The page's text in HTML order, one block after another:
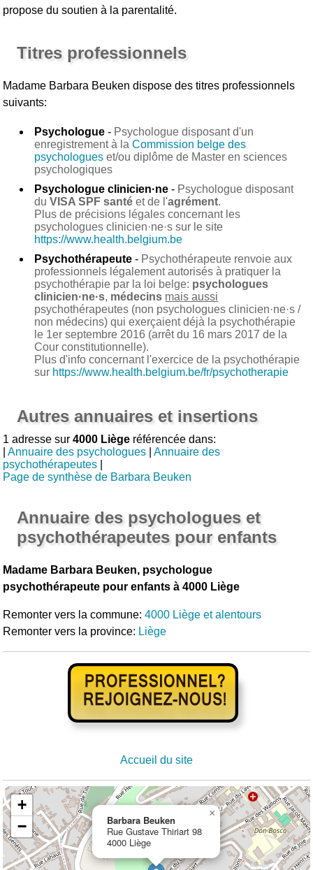
propose du soutien à la parentalité.
Titres professionnels
Madame Barbara Beuken dispose des titres professionnels
suivants:
Psychologue - Psychologue disposant d'un
enregistrement à laCommission belge des
psychologues et/ou diplôme de Master en sciences
psychologiques
Psychologue clinicien·ne - Psychologue disposant
duVISA SPF santé et de l'agrément.
Plus de précisions légales concernant les
psychologues clinicien·ne·s sur le site
https://www.health.belgium.be
Psychothérapeute - Psychothérapeute renvoie aux
professionnels légalement autorisés à pratiquer la
psychothérapie par la loi belge: psychologues
clinicien·ne·s, médecins mais aussi
psychothérapeutes (non psychologues clinicien·ne·s /
non médecins) qui exerçaient déjà la psychothérapie
le 1er septembre 2016 (arrêt du 16 mars 2017 de la
Cour constitutionnelle).
Plus d'info concernant l'exercice de la psychothérapie
sur https://www.health.belgium.be/fr/psychotherapie
Autres annuaires et insertions
1 adresse sur4000 Liège référencée dans:
|Annuaire des psychologues |Annuaire des
psychothérapeutes
Page de synthèse de Barbara Beuken
Annuaire des psychologues et
psychothérapeutes pour enfants
Madame Barbara Beuken, psychologue
psychothérapeute pour enfants à 4000 Liège
Remonter vers la commune:4000 Liège et alentours
Remonter vers la province: Liège
Accueil du site
Barbara Beuken
Rue Gustave Thiriart 98
4000 Liège
×
+
−